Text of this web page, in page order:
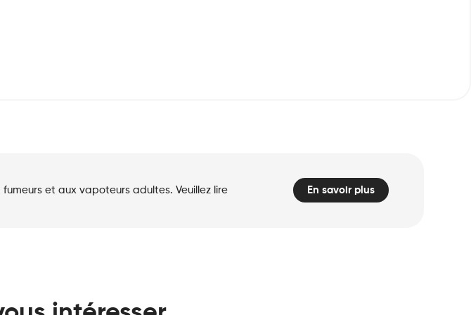
et aux vapoteurs adultes. Veuillez lire
En savoir plus